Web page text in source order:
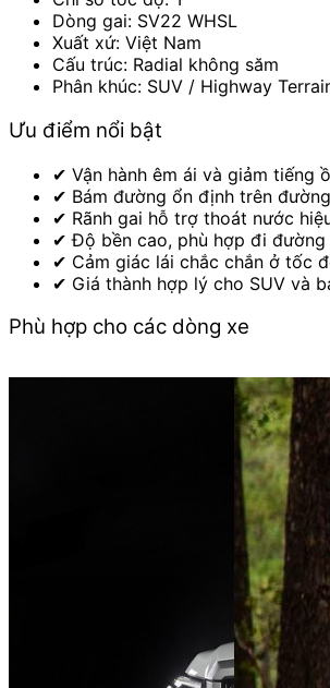
Dòng gai: SV22 WHSL
Xuất xứ: Việt Nam
Cấu trúc: Radial không săm
Phân khúc: SUV / Highway
Ưu điểm nổi bật
✔ Vận hành êm ái và giảm tiếng
✔ Bám đường ổn định trên
✔ Rãnh gai hỗ trợ thoát nước
✔ Độ bền cao, phù hợp đi đường
✔ Cảm giác lái chắc chắn ở tốc
✔ Giá thành hợp lý cho SUV và
Phù hợp cho các dòng xe